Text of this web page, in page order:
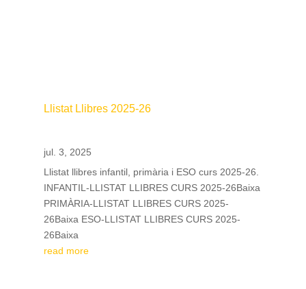
Llistat Llibres 2025-26
jul. 3, 2025
Llistat llibres infantil, primària i ESO curs 2025-26.
INFANTIL-LLISTAT LLIBRES CURS 2025-26Baixa
PRIMÀRIA-LLISTAT LLIBRES CURS 2025-
26Baixa ESO-LLISTAT LLIBRES CURS 2025-
26Baixa
read more